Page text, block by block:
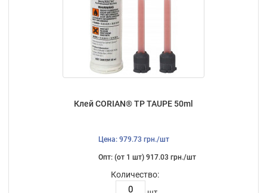
Клей CORIAN® TP TAUPE 50ml
Цена: 979.73 грн./шт
Опт: (от 1 шт) 917.03 грн./шт
Количество: